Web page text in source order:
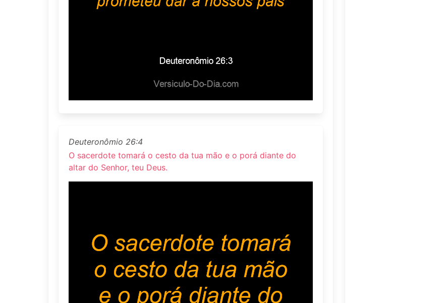
Deuteronômio 26:4
O sacerdote tomará o cesto da tua mão e o porá diante do
altar do Senhor, teu Deus.